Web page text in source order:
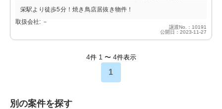
栄駅より徒歩5分！焼き鳥店居抜き物件！
取扱会社: －
譲渡No.：10191
公開日：2023-11-27
4件 1 〜 4件表示
1
別の案件を探す